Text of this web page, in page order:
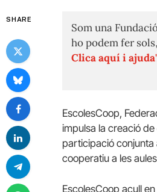
SHARE
Som una
ho podem fer
Clica aquí i
EscolesCoop,
impulsa la creació de
participació conjunta
cooperatiu a les
EscolesCoop acull